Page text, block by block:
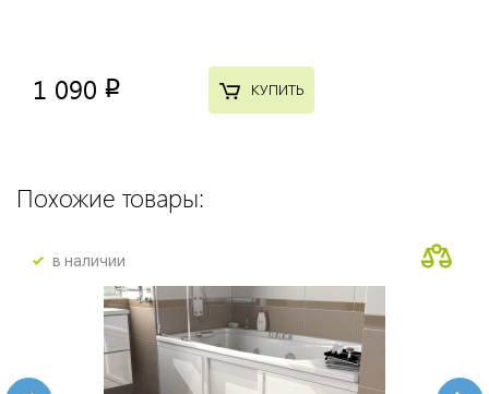
1 090 p КУПИТЬ
Похожие товары:
в наличии